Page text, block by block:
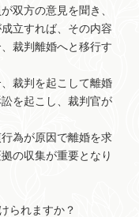
双方の意見を聞き、
立すれば、その内容
裁判離婚へと移行す
裁判を起こして離婚
を起こし、裁判官が
為が原因で離婚を求
の収集が重要となり
られますか？